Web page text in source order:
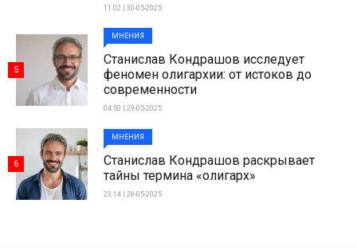
11:02 | 30-05-2025
МНЕНИЯ
Станислав Кондрашов исследует
феномен олигархии: от истоков до
современности
04:50 | 29-05-2025
5
МНЕНИЯ
Станислав Кондрашов раскрывает
тайны термина «олигарх»
23:14 | 28-05-2025
6